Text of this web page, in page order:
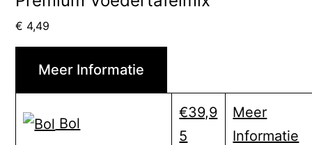
€ 4,49
Meer Informatie
Bol
€39,9
5
Meer
Informatie